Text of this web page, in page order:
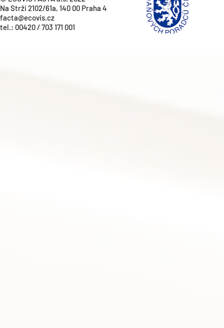
Na Strži 2102/61a, 140 00 Praha 4
facta@ecovis.cz
tel.: 00420 / 703 171 001